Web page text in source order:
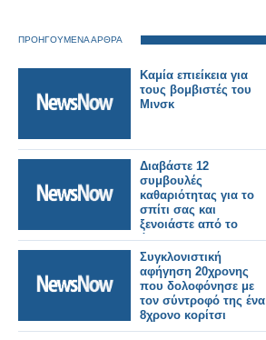
ΠΡΟΗΓΟΥΜΕΝΑ ΑΡΘΡΑ
Καμία επιείκεια για
τους βομβιστές του
Μινσκ
Διαβάστε 12
συμβουλές
καθαριότητας για το
σπίτι σας και
ξενοιάστε από το
άγχος!
Συγκλονιστική
αφήγηση 20χρονης
που δολοφόνησε με
τον σύντροφό της ένα
8χρονο κορίτσι